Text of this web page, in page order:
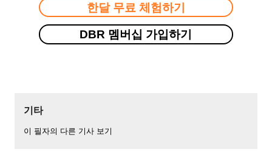
한달 무료 체험하기
DBR 멤버십 가입하기
기타
이 필자의 다른 기사 보기